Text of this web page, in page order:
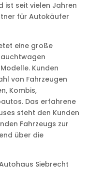
ist seit vielen Jahren
für Autokäufer
eine große
Kunden
von Fahrzeugen
Kombis,
Das erfahrene
steht den Kunden
Fahrzeugs zur
über die
Siebrecht